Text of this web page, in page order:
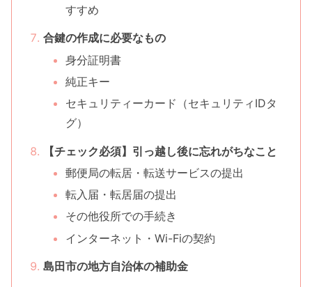
すすめ
合鍵の作成に必要なもの
身分証明書
純正キー
セキュリティーカード（セキュリティIDタ
グ）
【チェック必須】引っ越し後に忘れがちなこと
郵便局の転居・転送サービスの提出
転入届・転居届の提出
その他役所での手続き
インターネット・Wi-Fiの契約
島田市の地方自治体の補助金